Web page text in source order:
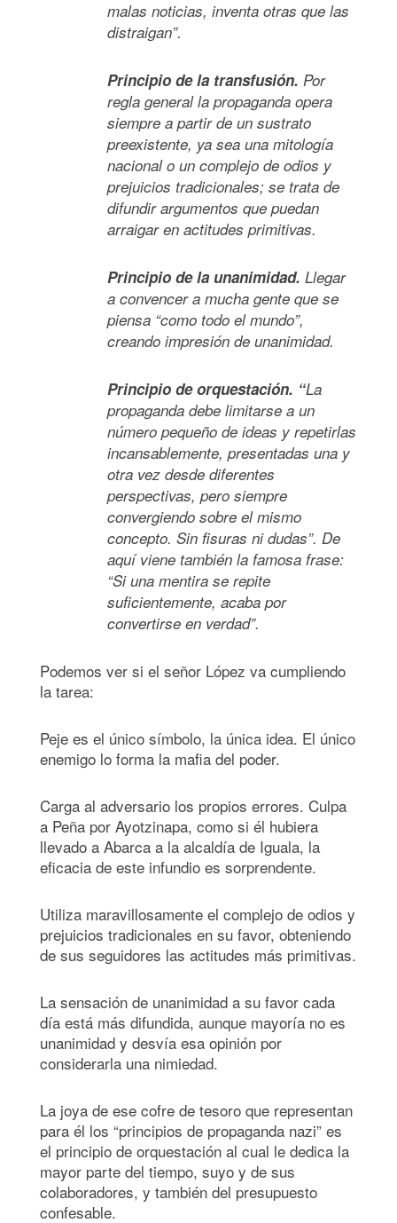
malas noticias, inventa otras que las
distraigan”.
Principio de la transfusión. Por
regla general la propaganda opera
siempre a partir de un sustrato
preexistente, ya sea una mitología
nacional o un complejo de odios y
prejuicios tradicionales; se trata de
difundir argumentos que puedan
arraigar en actitudes primitivas.
Principio de la unanimidad. Llegar
a convencer a mucha gente que se
piensa “como todo el mundo”,
creando impresión de unanimidad.
Principio de orquestación. “La
propaganda debe limitarse a un
número pequeño de ideas y repetirlas
incansablemente, presentadas una y
otra vez desde diferentes
perspectivas, pero siempre
convergiendo sobre el mismo
concepto. Sin fisuras ni dudas”. De
aquí viene también la famosa frase:
“Si una mentira se repite
suficientemente, acaba por
convertirse en verdad”.
Podemos ver si el señor López va cumpliendo
la tarea:
Peje es el único símbolo, la única idea. El único
enemigo lo forma la mafia del poder.
Carga al adversario los propios errores. Culpa
a Peña por Ayotzinapa, como si él hubiera
llevado a Abarca a la alcaldía de Iguala, la
eficacia de este infundio es sorprendente.
Utiliza maravillosamente el complejo de odios y
prejuicios tradicionales en su favor, obteniendo
de sus seguidores las actitudes más primitivas.
La sensación de unanimidad a su favor cada
día está más difundida, aunque mayoría no es
unanimidad y desvía esa opinión por
considerarla una nimiedad.
La joya de ese cofre de tesoro que representan
para él los “principios de propaganda nazi” es
el principio de orquestación al cual le dedica la
mayor parte del tiempo, suyo y de sus
colaboradores, y también del presupuesto
confesable.